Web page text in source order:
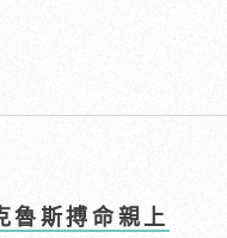
魯斯搏命親上